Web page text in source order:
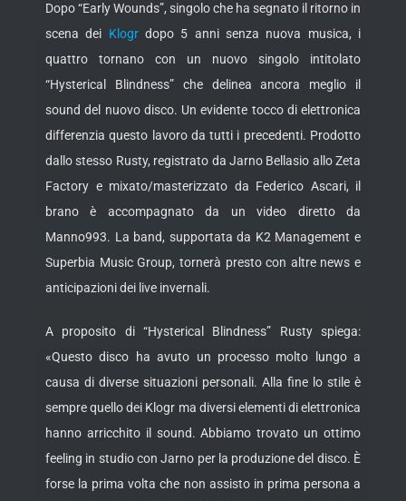
Dopo “Early Wounds”, singolo che ha segnato il ritorno in
scena dei Klogrdopo 5 anni senza nuova musica, i
quattro tornano con un nuovo singolo intitolato
“Hysterical Blindness” che delinea ancora meglio il
sound del nuovo disco. Un evidente tocco di elettronica
differenzia questo lavoro da tutti i precedenti. Prodotto
dallo stesso Rusty, registrato da Jarno Bellasio allo Zeta
Factory e mixato/masterizzato da Federico Ascari, il
brano è accompagnato da un video diretto da
Manno993. La band, supportata da K2 Management e
Superbia Music Group, tornerà presto con altre news e
anticipazioni dei live invernali.
A proposito di “Hysterical Blindness” Rusty spiega:
«Questo disco ha avuto un processo molto lungo a
causa di diverse situazioni personali. Alla fine lo stile è
sempre quello dei Klogr ma diversi elementi di elettronica
hanno arricchito il sound. Abbiamo trovato un ottimo
feeling in studio con Jarno per la produzione del disco. È
forse la prima volta che non assisto in prima persona a